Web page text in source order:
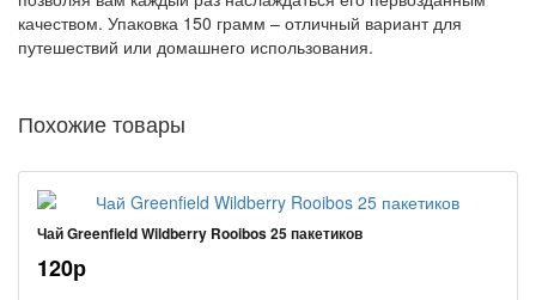
качеством. Упаковка 150 грамм – отличный вариант для
путешествий или домашнего использования.
Похожие товары
Чай Greenfield Wildberry Rooibos 25 пакетиков
120р